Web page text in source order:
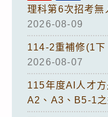
理科第6次招考無
2026-08-09
114-2重補修(1下
2026-08-07
115年度AI人才方
A2、A3、B5-1